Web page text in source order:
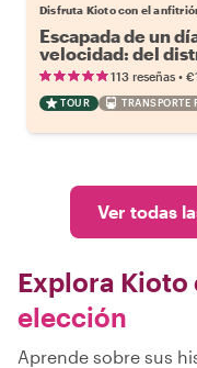
Disfruta Kioto con el
Escapada de un
velocidad: del
geishas 113 reseñas •
TOUR TRANSPORTE
Ver todas
Explora Kioto
elección
Aprende sobre sus